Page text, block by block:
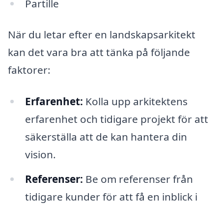
Partille
När du letar efter en landskapsarkitekt
kan det vara bra att tänka på följande
faktorer:
Erfarenhet: Kolla upp arkitektens
erfarenhet och tidigare projekt för att
säkerställa att de kan hantera din
vision.
Referenser: Be om referenser från
tidigare kunder för att få en inblick i